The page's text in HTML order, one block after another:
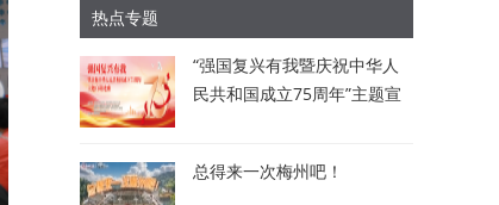
热点专题
“强国复兴有我暨庆祝中华人
民共和国成立75周年”主题宣
总得来一次梅州吧！